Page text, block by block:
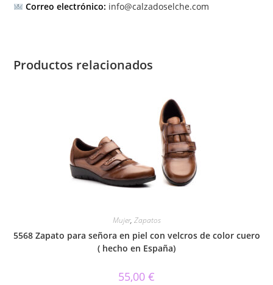
Correo electrónico: info@calzadoselche.com
Productos relacionados
Mujer, Zapatos
5568 Zapato para señora en piel con velcros de color cuero
( hecho en España)
55,00 €